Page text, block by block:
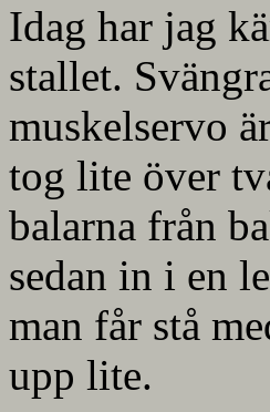
Idag har jag
stallet.
muskelservo
tog lite över
balarna från
sedan in i en
man får stå
upp lite.